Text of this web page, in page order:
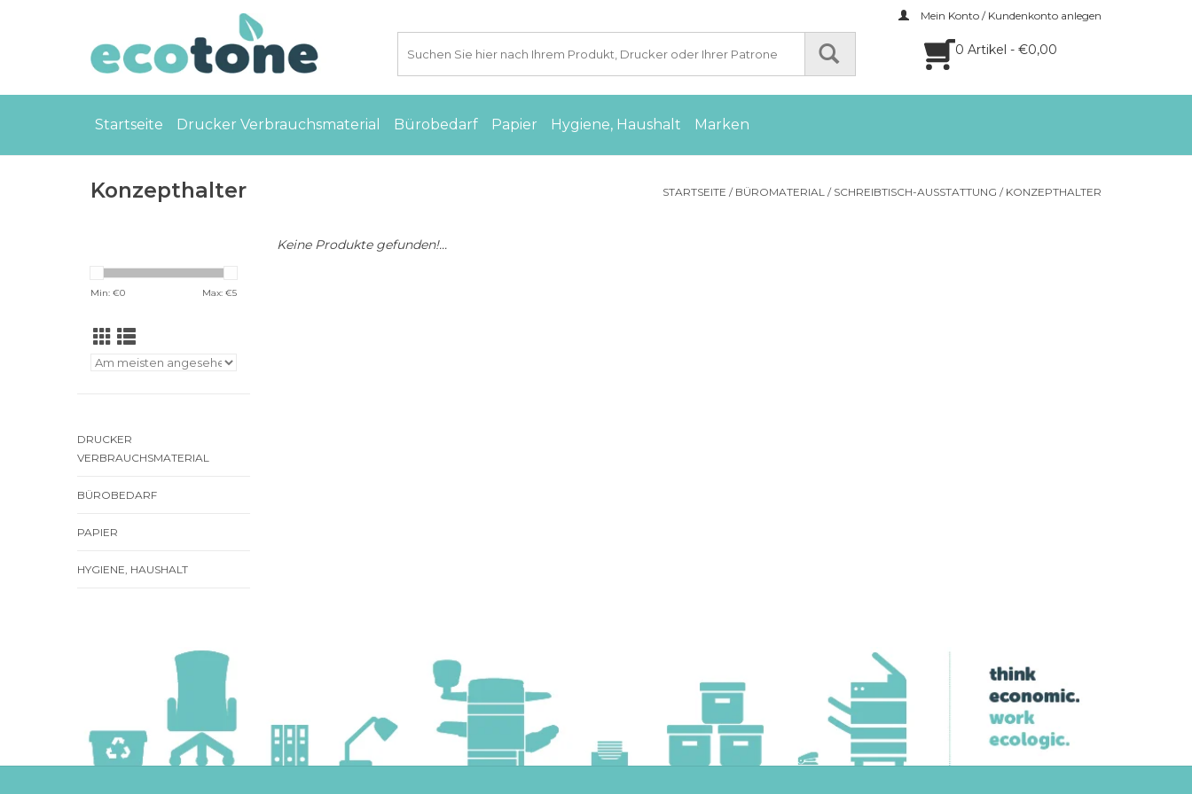
Mein Konto / Kundenkonto anlegen
0 Artikel - €0,00
Startseite Drucker Verbrauchsmaterial Bürobedarf Papier Hygiene, Haushalt Marken
Konzepthalter STARTSEITE / BÜROMATERIAL / SCHREIBTISCH-AUSSTATTUNG / KONZEPTHALTER
Min: €0 Max: €5
DRUCKER
VERBRAUCHSMATERIAL
BÜROBEDARF
PAPIER
HYGIENE, HAUSHALT
Keine Produkte gefunden!...